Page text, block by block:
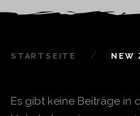
STARTSEITE NEW
Es gibt keine Beiträge in